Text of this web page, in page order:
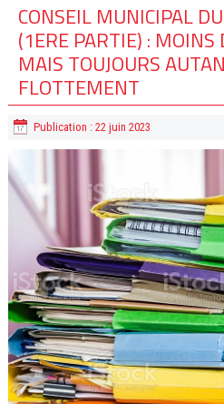
CONSEIL MUNICIPAL
(1ERE PARTIE) : MOINS
MAIS TOUJOURS
FLOTTEMENT
Publication : 22 juin 2023